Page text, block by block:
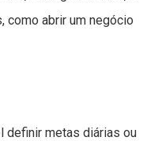
como abrir um negócio
definir metas diárias ou